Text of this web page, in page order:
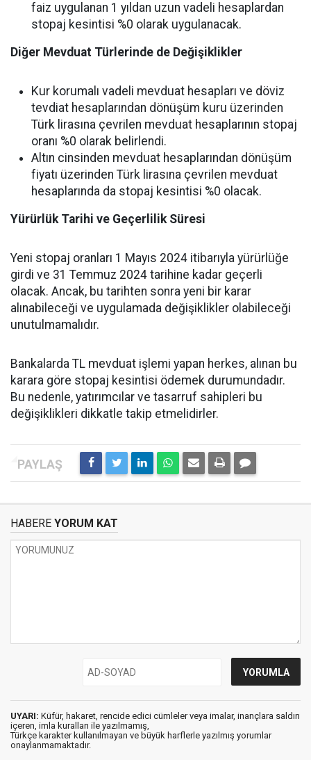
faiz uygulanan 1 yıldan uzun vadeli hesaplardan
stopaj kesintisi %0 olarak uygulanacak.
Diğer Mevduat Türlerinde de Değişiklikler
Kur korumalı vadeli mevduat hesapları ve döviz
tevdiat hesaplarından dönüşüm kuru üzerinden
Türk lirasına çevrilen mevduat hesaplarının stopaj
oranı %0 olarak belirlendi.
Altın cinsinden mevduat hesaplarından dönüşüm
fiyatı üzerinden Türk lirasına çevrilen mevduat
hesaplarında da stopaj kesintisi %0 olacak.
Yürürlük Tarihi ve Geçerlilik Süresi
Yeni stopaj oranları 1 Mayıs 2024 itibarıyla yürürlüğe
girdi ve 31 Temmuz 2024 tarihine kadar geçerli
olacak. Ancak, bu tarihten sonra yeni bir karar
alınabileceği ve uygulamada değişiklikler olabileceği
unutulmamalıdır.
Bankalarda TL mevduat işlemi yapan herkes, alınan bu
karara göre stopaj kesintisi ödemek durumundadır.
Bu nedenle, yatırımcılar ve tasarruf sahipleri bu
değişiklikleri dikkatle takip etmelidirler.
HABERE YORUM KAT
UYARI: Küfür, hakaret, rencide edici cümleler veya imalar, inançlara saldırı
içeren, imla kuralları ile yazılmamış,
Türkçe karakter kullanılmayan ve büyük harflerle yazılmış yorumlar
onaylanmamaktadır.